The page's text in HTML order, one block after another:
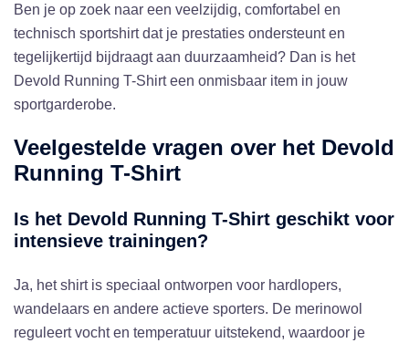
Ben je op zoek naar een veelzijdig, comfortabel en
technisch sportshirt dat je prestaties ondersteunt en
tegelijkertijd bijdraagt aan duurzaamheid? Dan is het
Devold Running T-Shirt een onmisbaar item in jouw
sportgarderobe.
Veelgestelde vragen over het Devold
Running T-Shirt
Is het Devold Running T-Shirt geschikt voor
intensieve trainingen?
Ja, het shirt is speciaal ontworpen voor hardlopers,
wandelaars en andere actieve sporters. De merinowol
reguleert vocht en temperatuur uitstekend, waardoor je